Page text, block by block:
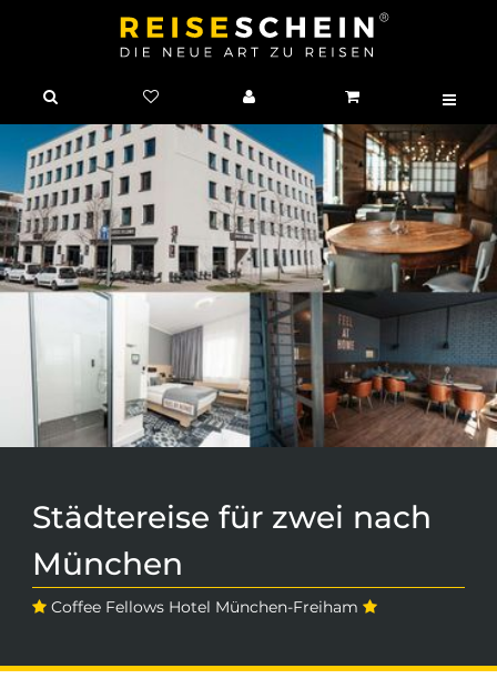
Städtereise für zwei nach
München
Coffee Fellows Hotel München-Freiham